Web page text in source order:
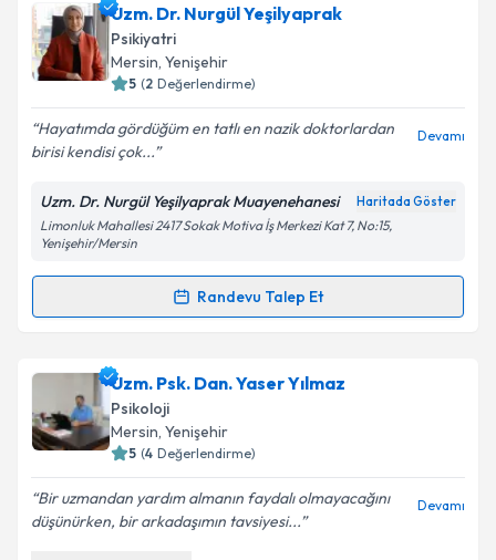
Psk. Cansu Sarıtaşiçin randevu takvimi talebi
oluşturun. Size bu uzmandan randevu almanız için bir
takvim hazırlandığında e-posta ile bilgilendireceğiz.
Kişisel verilerimin işlenmesine ilişkin
Aydınlatma
Metni'ni okudum ve kişisel verilerimin belirtilen
kapsamda işlenmesini kabul ediyorum.
Takvim Talebini Gönder
Uzm. Dr. Nurgül Yeşilyaprak
Psikiyatri
Mersin, Yenişehir
5 (2 Değerlendirme)
Hayatımda gördüğüm en tatlı en nazik doktorlardan
birisi kendisi çok...
Devamı
Uzm. Dr. Nurgül Yeşilyaprak Muayenehanesi Haritada Göster
Limonluk Mahallesi 2417 Sokak Motiva İş Merkezi Kat 7, No:15,
Yenişehir/Mersin
Randevu Talep Et
Randevu Takvimi Talebi
Uzm. Dr. Nurgül Yeşilyaprakiçin randevu takvimi
talebi oluşturun. Size bu uzmandan randevu almanız
için bir takvim hazırlandığında e-posta ile
bilgilendireceğiz.
E-posta Adresiniz
Uzm. Psk. Dan. Yaser Yılmaz
Psikoloji
Mersin, Yenişehir
5 (4 Değerlendirme)
Bir uzmandan yardım almanın faydalı olmayacağını
düşünürken, bir arkadaşımın tavsiyesi...
Devamı